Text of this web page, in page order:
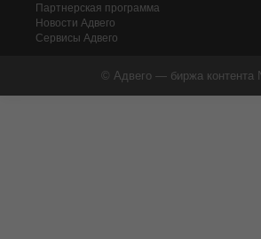
Партнерская программа
Новости Адвего
Сервисы Адвего
© Адвего — биржа контента